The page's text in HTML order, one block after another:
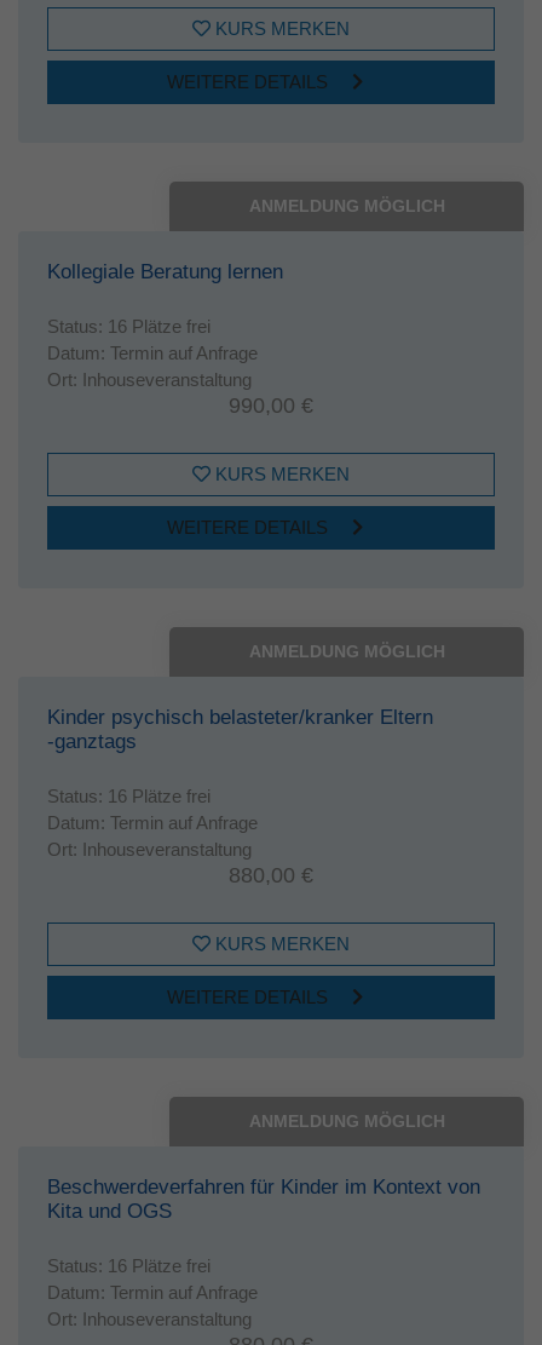
KURS MERKEN
WEITERE DETAILS
ANMELDUNG MÖGLICH
Kollegiale Beratung lernen
Status: 16 Plätze frei
Datum: Termin auf Anfrage
Ort: Inhouseveranstaltung
990,00 €
KURS MERKEN
WEITERE DETAILS
ANMELDUNG MÖGLICH
Kinder psychisch belasteter/kranker Eltern
-ganztags
Status: 16 Plätze frei
Datum: Termin auf Anfrage
Ort: Inhouseveranstaltung
880,00 €
KURS MERKEN
WEITERE DETAILS
ANMELDUNG MÖGLICH
Beschwerdeverfahren für Kinder im Kontext von
Kita und OGS
Status: 16 Plätze frei
Datum: Termin auf Anfrage
Ort: Inhouseveranstaltung